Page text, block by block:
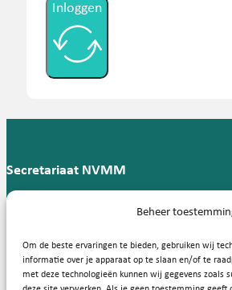
Beheer
Om de beste ervaringen te bieden, gebruiken wij
informatie over je apparaat op te slaan en/of te
met deze technologieën kunnen wij gegevens zoals
Inloggen
Secretariaat NVMM
Groningen
T:
57